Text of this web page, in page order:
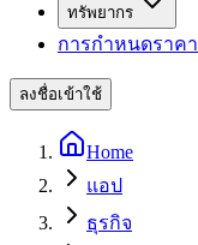
ทรัพยากร
การกำหนดราคา
ลงชื่อเข้าใช้
Home
แอป
ธุรกิจ